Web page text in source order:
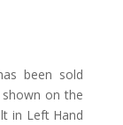
been sold
on the
in Left Hand